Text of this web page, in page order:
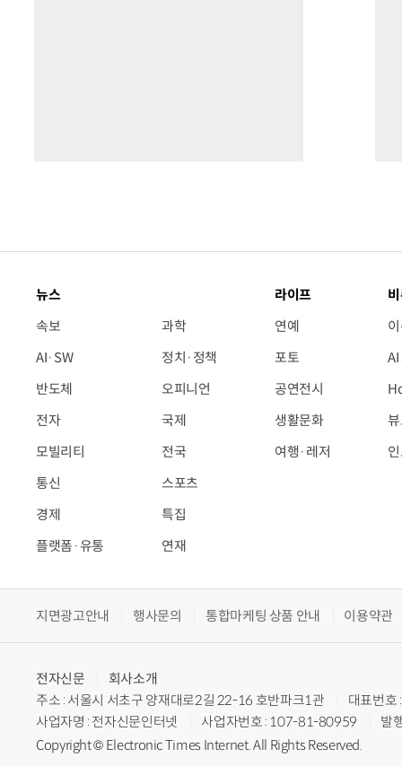
뉴스
속보
AI·SW
반도체
전자
모빌리티
통신
경제
플랫폼·유통
과학
정치·정책
오피니언
국제
전국
스포츠
특집
연재
라이프
연예
포토
공연전시
생활문화
여행·레저
지면광고안내 행사문의 통합마케팅 상품 안내 이용약관
전자신문
회사소개
주소 : 서울시 서초구 양재대로2길 22-16 호반파크1관
대표번
사업자명 : 전자신문인터넷
사업자번호 : 107-81-80959
발
Copyright © Electronic Times Internet. All Rights Reserved.